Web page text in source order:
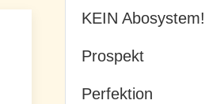
KEIN Abosystem!
Prospekt
Perfektion